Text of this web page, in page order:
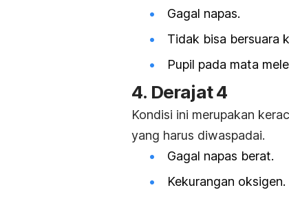
Gagal napas.
Tidak bisa bersuara
Pupil pada mata
4. Derajat 4
Kondisi ini merupakan
yang harus diwaspadai.
Gagal napas berat.
Kekurangan oksigen.